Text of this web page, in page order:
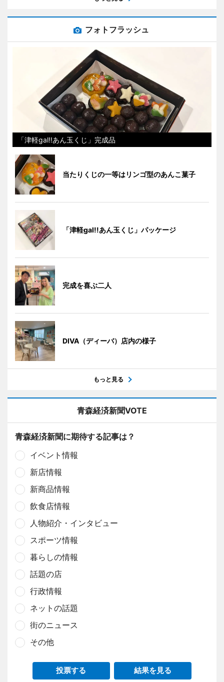
フォトフラッシュ
「津軽gal!!あん玉くじ」完成品
当たりくじの一等はリンゴ型のあんこ菓子
「津軽gal!!あん玉くじ」パッケージ
完成を喜ぶ二人
DIVA（ディーバ）店内の様子
もっと見る
青森経済新聞VOTE
青森経済新聞に期待する記事は？
イベント情報
新店情報
新商品情報
飲食店情報
人物紹介・インタビュー
スポーツ情報
暮らしの情報
話題の店
行政情報
ネットの話題
街のニュース
その他
投票する 結果を見る